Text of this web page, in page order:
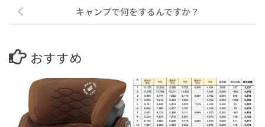
キャンプで何をするんですか？
おすすめ